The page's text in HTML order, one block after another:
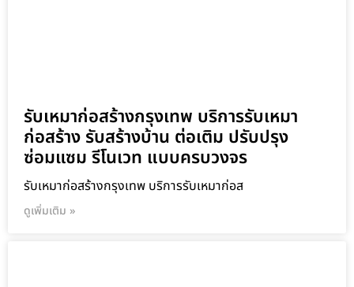
รับเหมาก่อสร้างกรุงเทพ บริการรับเหมา
ก่อสร้าง รับสร้างบ้าน ต่อเติม ปรับปรุง
ซ่อมแซม รีโนเวท แบบครบวงจร
รับเหมาก่อสร้างกรุงเทพ บริการรับเหมาก่อส
ดูเพิ่มเติม »